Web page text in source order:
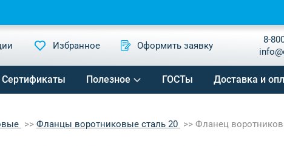
Избранное Оформить заявку
8-
Сертификаты Полезное ГОСТы Доставка и
Фланцы воротниковые сталь 20 Фланец